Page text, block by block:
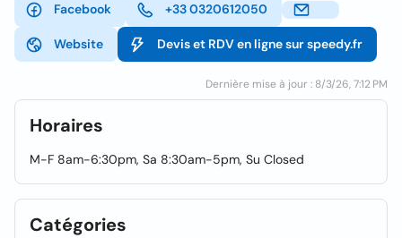
Facebook +33 0320612050
Website Devis et RDV en ligne sur speedy.fr
Dernière mise à jour : 8/3/26, 7:12 PM
Horaires
M-F 8am-6:30pm, Sa 8:30am-5pm, Su Closed
Catégories